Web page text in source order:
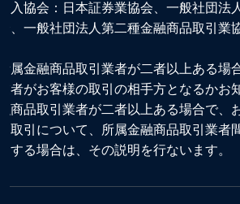
入協会：日本証券業協会、一般社団法
、一般社団法人第二種金融商品取引業
属金融商品取引業者が二者以上ある場
者がお客様の取引の相手方となるかお
商品取引業者が二者以上ある場合で、
取引について、所属金融商品取引業者
する場合は、その説明を行ないます。